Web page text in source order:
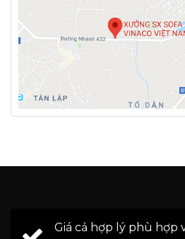
Giá cả hợp lý phù hợp